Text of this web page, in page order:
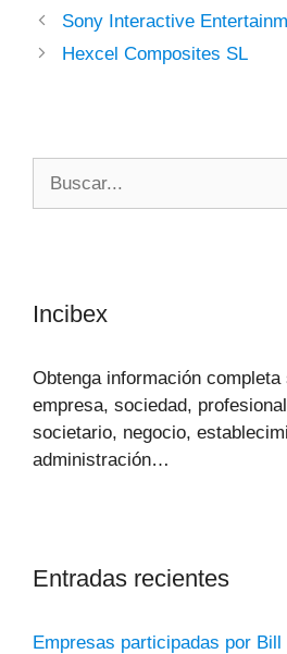
Sony Interactive
Hexcel Composites SL
Incibex
Obtenga información
empresa, sociedad,
societario, negocio,
administración…
Entradas recientes
Empresas participadas por Bill